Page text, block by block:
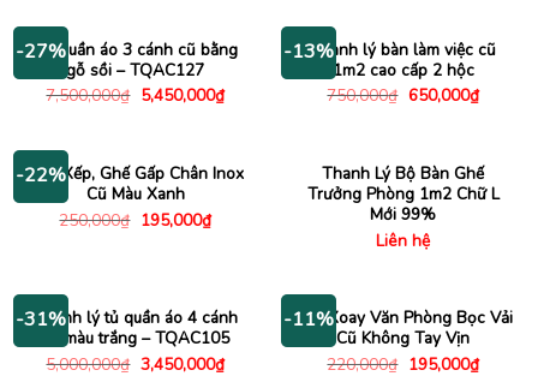
3,040,000₫.
-27%
Tủ quần áo 3 cánh cũ bằng
gỗ sồi – TQAC127
7,500,000₫ Giá
gốc
5,450,000₫Giá
hiện
-13%Thanh lý bàn làm việc cũ
1m2 cao cấp 2 hộc
750,000₫ Giá
650,000₫Giá
hiện
-22%
Ghế Xếp, Ghế Gấp Chân Inox
Cũ Màu Xanh
250,000₫ Giá
195,000₫Giá
hiện
Thanh Lý Bộ Bàn Ghế
Trưởng Phòng 1m2 Chữ L
Mới 99%
Liên hệ
-31%
Thanh lý tủ quần áo 4 cánh
cũ màu trắng – TQAC105
5,000,000₫ Giá
gốc
3,450,000₫Giá
hiện
-11%
Ghế Xoay Văn Phòng Bọc Vải
Cũ Không Tay Vịn
220,000₫ Giá
195,000₫Giá
hiện